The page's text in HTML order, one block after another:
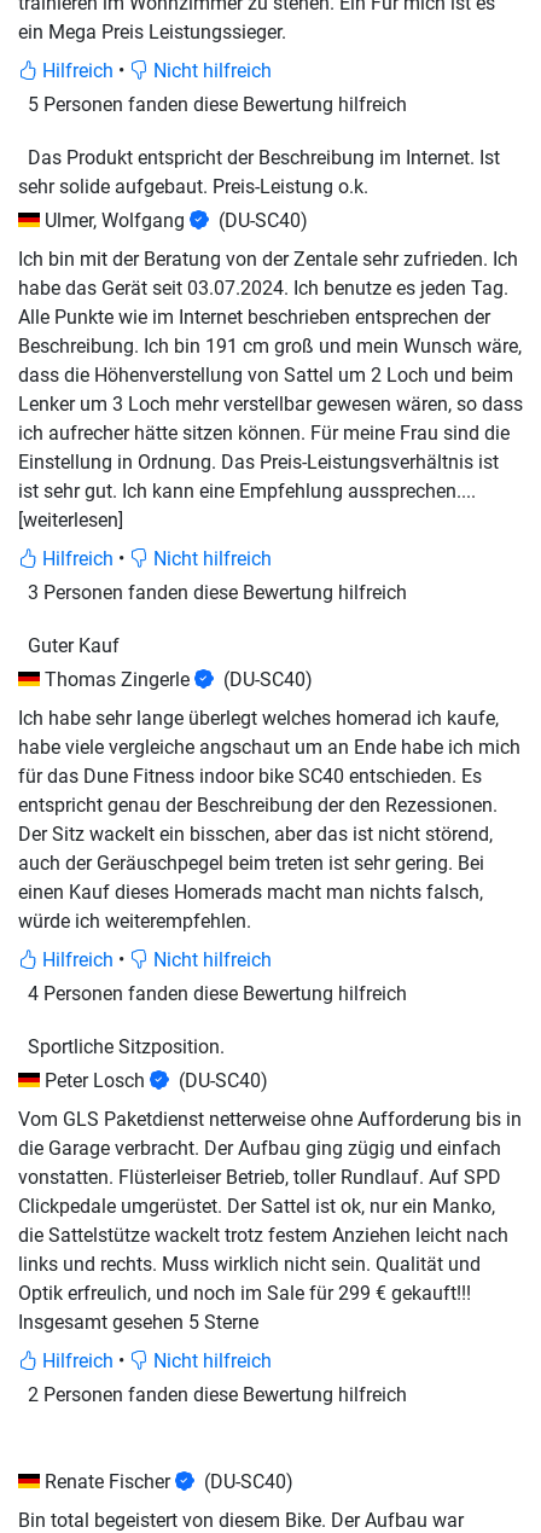
ein Mega Preis Leistungssieger.
Hilfreich • Nicht hilfreich
Das Produkt entspricht der Beschreibung im Internet. Ist
sehr solide aufgebaut. Preis-Leistung o.k.
5 Personen fanden diese Bewertung hilfreich
Ulmer, Wolfgang
(DU-SC40)
Ich bin mit der Beratung von der Zentale sehr zufrieden. Ich
habe das Gerät seit 03.07.2024. Ich benutze es jeden Tag.
Alle Punkte wie im Internet beschrieben entsprechen der
Beschreibung. Ich bin 191 cm groß und mein Wunsch wäre,
dass die Höhenverstellung von Sattel um 2 Loch und beim
Lenker um 3 Loch mehr verstellbar gewesen wären, so dass
ich aufrecher hätte sitzen können. Für meine Frau sind die
Einstellung in Ordnung. Das Preis-Leistungsverhältnis ist
ist sehr gut. Ich kann eine Empfehlung aussprechen....
[weiterlesen]
Hilfreich • Nicht hilfreich
Guter Kauf
3 Personen fanden diese Bewertung hilfreich
Thomas Zingerle
(DU-SC40)
Ich habe sehr lange überlegt welches homerad ich kaufe,
habe viele vergleiche angschaut um an Ende habe ich mich
für das Dune Fitness indoor bike SC40 entschieden. Es
entspricht genau der Beschreibung der den Rezessionen.
Der Sitz wackelt ein bisschen, aber das ist nicht störend,
auch der Geräuschpegel beim treten ist sehr gering. Bei
einen Kauf dieses Homerads macht man nichts falsch,
würde ich weiterempfehlen.
Hilfreich • Nicht hilfreich
Sportliche Sitzposition.
4 Personen fanden diese Bewertung hilfreich
Peter Losch
(DU-SC40)
Vom GLS Paketdienst netterweise ohne Aufforderung bis in
die Garage verbracht. Der Aufbau ging zügig und einfach
vonstatten. Flüsterleiser Betrieb, toller Rundlauf. Auf SPD
Clickpedale umgerüstet. Der Sattel ist ok, nur ein Manko,
die Sattelstütze wackelt trotz festem Anziehen leicht nach
links und rechts. Muss wirklich nicht sein. Qualität und
Optik erfreulich, und noch im Sale für 299 € gekauft!!!
Insgesamt gesehen 5 Sterne
Hilfreich •
Nicht hilfreich
2 Personen fanden diese Bewertung hilfreich
Renate Fischer
(DU-SC40)
Bin total begeistert von diesem Bike. Der Aufbau war